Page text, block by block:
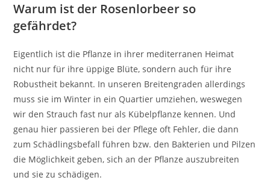
Warum ist der Rosenlorbeer so
gefährdet?
Eigentlich ist die Pflanze in ihrer mediterranen Heimat
nicht nur für ihre üppige Blüte, sondern auch für ihre
Robustheit bekannt. In unseren Breitengraden allerdings
muss sie im Winter in ein Quartier umziehen, weswegen
wir den Strauch fast nur als Kübelpflanze kennen. Und
genau hier passieren bei der Pflege oft Fehler, die dann
zum Schädlingsbefall führen bzw. den Bakterien und Pilzen
die Möglichkeit geben, sich an der Pflanze auszubreiten
und sie zu schädigen.